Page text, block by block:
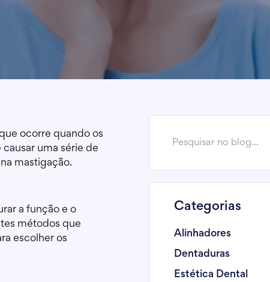
ocorre quando os
uma série de
mastigação.
a função e o
métodos que
escolher os
Categorias
Alinhadores
Dentaduras
Estética Dental